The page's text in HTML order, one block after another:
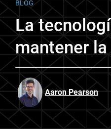
BLOG
La
mantener
Aaron Pearson